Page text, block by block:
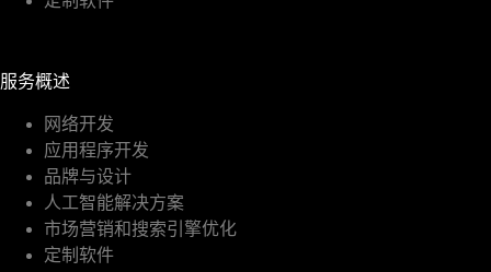
服务概述
网络开发
应用程序开发
品牌与设计
人工智能解决方案
市场营销和搜索引擎优化
定制软件